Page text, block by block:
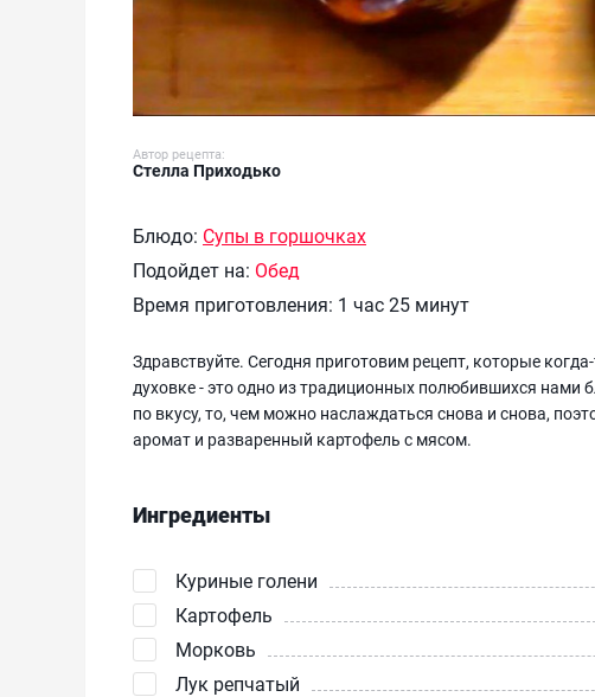
Автор рецепта:
Стелла Приходько
Блюдо: Супы в горшочках
Подойдет на: Обед
Время приготовления: 1 час 25 минут
Здравствуйте. Сегодня приготовим рецепт, которые
духовке - это одно из традиционных полюбившихся нами
по вкусу, то, чем можно наслаждаться снова и снова,
аромат и разваренный картофель с мясом.
Ингредиенты
Куриные голени
Картофель
Морковь
Лук репчатый